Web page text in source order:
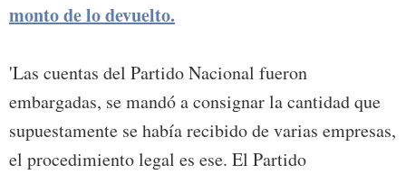
monto de lo devuelto.
'Las cuentas del Partido Nacional fueron
embargadas, se mandó a consignar la cantidad que
supuestamente se había recibido de varias empresas,
el procedimiento legal es ese. El Partido